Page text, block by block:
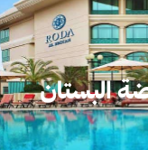
البستان